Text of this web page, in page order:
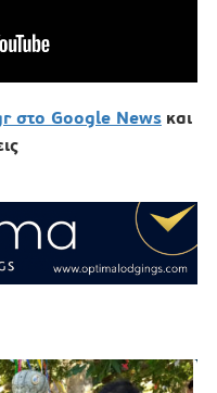
στο Google News και